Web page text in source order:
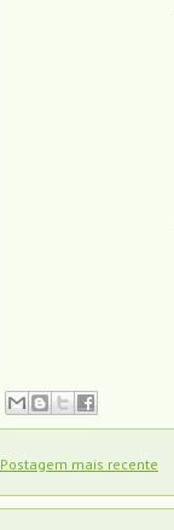
Postagem mais recente